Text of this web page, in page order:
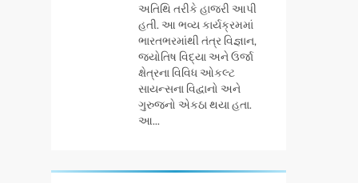
અતિથિ તરીકે હાજરી આપી
હતી. આ ભવ્ય કાર્યક્રમમાં
ભારતભરમાંથી તંત્ર વિજ્ઞાન,
જ્યોતિષ વિદ્યા અને ઉર્જા
ક્ષેત્રના વિવિધ ઓકલ્ટ
સાયન્સના વિદ્વાનો અને
ગુરુજનો એકઠા થયા હતા.
આ...
‘ગેટ સેટ ગો’ની ‘ટીમ
ચિરંજીવી’ માનવતાના
કાર્ય માટે આગળ
આવી: ગુલબાઈ
ટેકરાના પ્રભાવિત
પરિવારોને ફૂડ પેકેટ્સ
અને પીવાના પાણીનું
AHMEDABAD CSR
ડો. મિતાલી નાગ (આર્ક
ઇવેન્ટ્સ) દ્વારા કિશોર
કુમારની જન્મજયંતિ
નિમિત્તે સંગીતમય
AHMEDABAD
દર્શકો: ગુજરાતી OTT